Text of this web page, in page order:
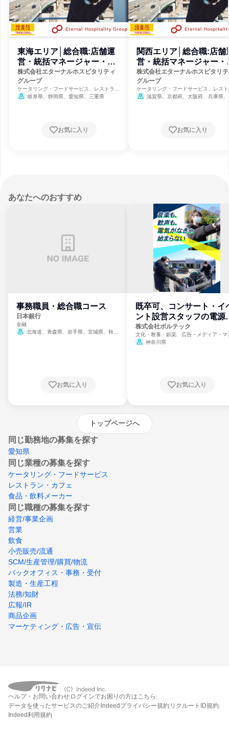
東海エリア│総合職:店舗運
営・統括マネージャー・本
部スタッフ
株式会社エターナルホスピタリティ
グループ
ケータリング・フードサービス、レストラ
ン・カフェ、食品・飲料メーカー
岐阜県、静岡県、愛知県、三重県
お気に入り
関西エリア│総合職:店舗
営・統括マネージャー・
部スタッフ
株式会社エターナルホスピタリ
グループ
ケータリング・フードサービス、レス
ン・カフェ、食品・飲料メーカー
滋賀県、京都府、大阪府、兵庫県
お気に入り
あなたへのおすすめ
事務職員・総合職コース
日本銀行
金融
北海道、青森県、岩手県、宮城県、秋田
崎県、熊本県、大分県、宮崎県、鹿児島県、
お気に入り
既卒可、コンサート・イ
ント設営スタッフの電源
門
株式会社ボルテック
文化・教養・娯楽、広告・メディア・マ
ミ、電力・ガス・水道・エネルギー
神奈川県
お気に入り
トップページへ
同じ勤務地の募集を探す
愛知県
同じ業種の募集を探す
ケータリング・フードサービス
レストラン・カフェ
食品・飲料メーカー
同じ職種の募集を探す
経営/事業企画
営業
飲食
小売販売/流通
SCM/生産管理/購買/物流
バックオフィス・事務・受付
製造・生産工程
法務/知財
広報/IR
商品企画
マーケティング・広告・宣伝
ヘルプ・お問い合わせ ログインでお困りの方はこちら
データを使ったサービスのご紹介Indeedプライバシー規約 リクルートID規約
Indeed利用規約